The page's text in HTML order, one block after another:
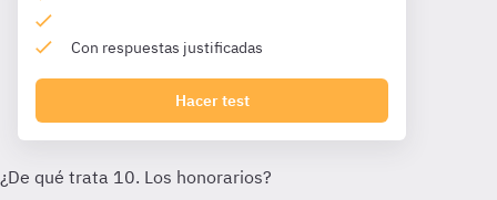
Con respuestas justificadas
Hacer test